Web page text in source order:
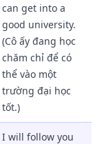
can get into a
good university.
(Cô ấy đang học
chăm chỉ để có
thể vào một
trường đại học
tốt.)
I will follow you